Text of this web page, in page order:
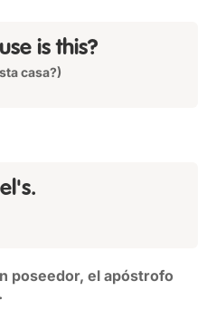
is this?
casa?)
.
poseedor, el apóstrofo